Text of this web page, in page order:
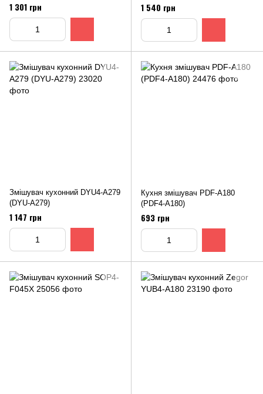
1 301 грн 1 540 грн
Змішувач кухонний DYU4-A279
(DYU-A279)
1 147 грн
Кухня змішувач PDF-А180
(PDF4-А180)
693 грн